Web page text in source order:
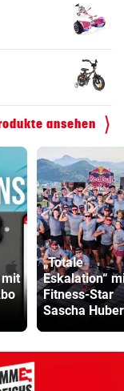
ansehen
mit
„Totale
Eskalation“
Fitness-Star
Sascha Huber